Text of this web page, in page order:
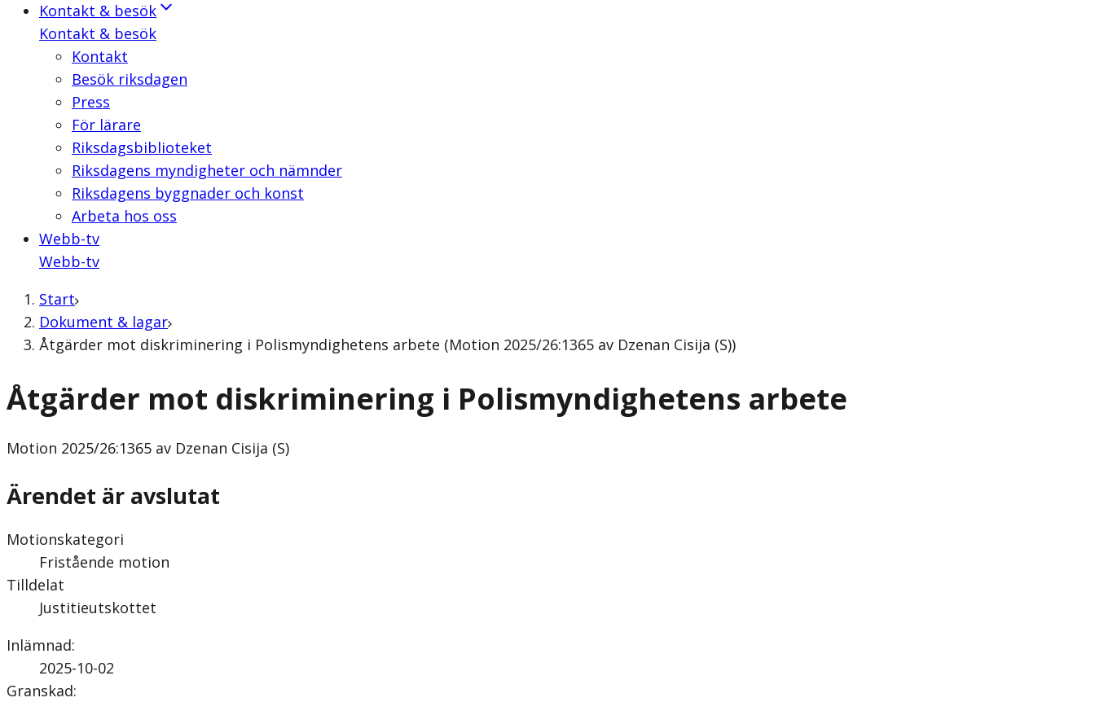
Kontakt & besök
Kontakt & besök
Kontakt
Besök riksdagen
Press
För lärare
Riksdagsbiblioteket
Riksdagens myndigheter och nämnder
Riksdagens byggnader och konst
Arbeta hos oss
Webb-tv
Webb-tv
Start
Dokument & lagar
Åtgärder mot diskriminering i Polismyndighetens arbete (Motion 2025/26:1365 av Dzenan Cisija (S))
Åtgärder mot diskriminering i Polismyndighetens arbete
Motion 2025/26:1365 av Dzenan Cisija (S)
Ärendet är avslutat
Motionskategori
Fristående motion
Tilldelat
Justitieutskottet
Inlämnad:
2025-10-02
Granskad: